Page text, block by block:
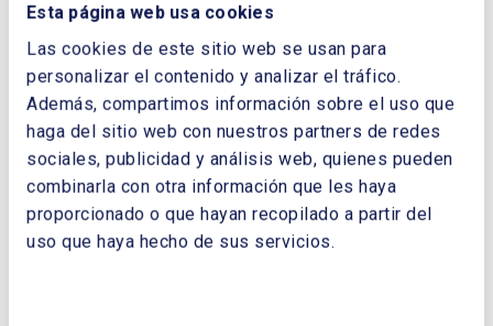
Esta página web usa cookies
Las cookies de este sitio web se usan para
personalizar el contenido y analizar el tráfico.
Además, compartimos información sobre el uso que
haga del sitio web con nuestros partners de redes
sociales, publicidad y análisis web, quienes pueden
combinarla con otra información que les haya
proporcionado o que hayan recopilado a partir del
uso que haya hecho de sus servicios.
CORREO ELECTRÓNICO: